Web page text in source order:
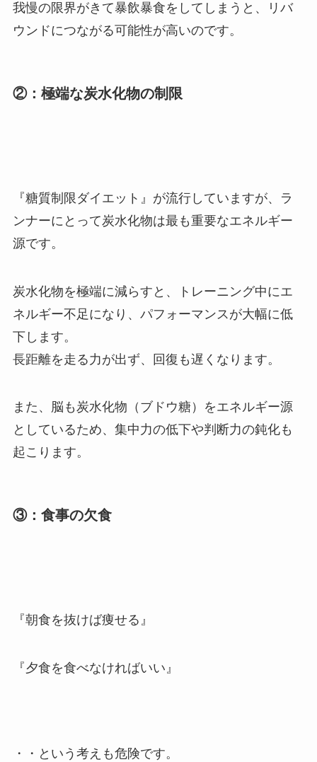
我慢の限界がきて暴飲暴食をしてしまうと、リバ
ウンドにつながる可能性が高いのです。
②：極端な炭水化物の制限
『糖質制限ダイエット』が流行していますが、ラ
ンナーにとって炭水化物は最も重要なエネルギー
源です。
炭水化物を極端に減らすと、トレーニング中にエ
ネルギー不足になり、パフォーマンスが大幅に低
下します。
長距離を走る力が出ず、回復も遅くなります。
また、脳も炭水化物（ブドウ糖）をエネルギー源
としているため、集中力の低下や判断力の鈍化も
起こります。
③：食事の欠食
『朝食を抜けば痩せる』
『夕食を食べなければいい』
・・という考えも危険です。